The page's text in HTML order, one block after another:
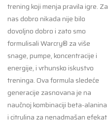
trening koji menja pravila igre. Za
nas dobro nikada nije bilo
dovoljno dobro i zato smo
formulisali Warcry® za više
snage, pumpe, koncentracije i
energije, i vrhunsko iskustvo
treninga. Ova formula sledeće
generacije zasnovana je na
naučnoj kombinaciji beta-alanina
i citrulina za nenadmašan efekat